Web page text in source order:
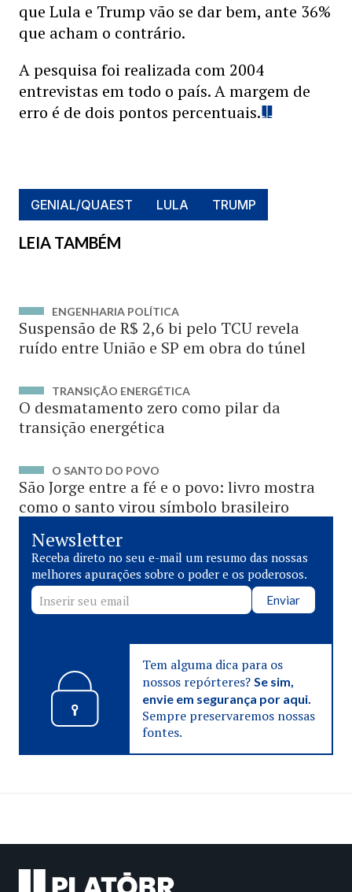
que Lula e Trump vão se dar bem, ante 36%
que acham o contrário.
A pesquisa foi realizada com 2004
entrevistas em todo o país. A margem de
erro é de dois pontos percentuais.
GENIAL/QUAEST LULA TRUMP
LEIA TAMBÉM
ENGENHARIA POLÍTICA
Suspensão de R$ 2,6 bi pelo TCU revela
ruído entre União e SP em obra do túnel
TRANSIÇÃO ENERGÉTICA
O desmatamento zero como pilar da
transição energética
O SANTO DO POVO
São Jorge entre a fé e o povo: livro mostra
como o santo virou símbolo brasileiro
Newsletter
Receba direto no seu e-mail um resumo das nossas
melhores apurações sobre o poder e os poderosos.
Enviar
Tem alguma dica para os
nossos repórteres? Se sim,
envie em segurança por aqui.
Sempre preservaremos nossas
fontes.